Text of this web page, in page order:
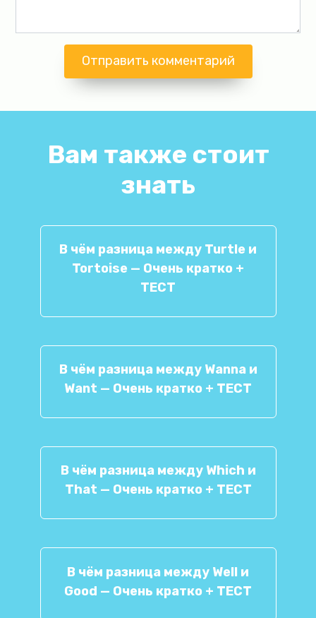
Вам также стоит
знать
В чём разница между Turtle и
Tortoise — Очень кратко +
ТЕСТ
В чём разница между Wanna и
Want — Очень кратко + ТЕСТ
В чём разница между Which и
That — Очень кратко + ТЕСТ
В чём разница между Well и
Good — Очень кратко + ТЕСТ